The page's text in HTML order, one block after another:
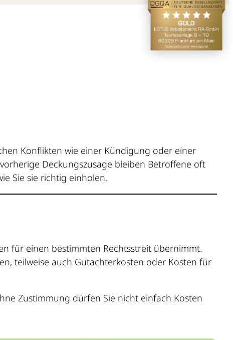
Konflikten wie einer Kündigung oder einer
Deckungszusage bleiben Betroffene oft
Sie sie richtig einholen.
für einen bestimmten Rechtsstreit übernimmt.
teilweise auch Gutachterkosten oder Kosten für
Zustimmung dürfen Sie nicht einfach Kosten